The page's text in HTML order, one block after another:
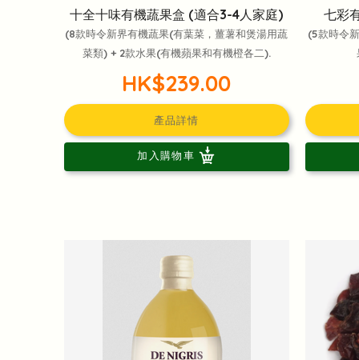
十全十味有機蔬果盒 (適合3-4人家庭)
(8款時令新界有機蔬果(有葉菜，薑薯和煲湯用蔬
菜類) + 2款水果(有機蘋果和有機橙各二).
HK$239.00
產品詳情
加入購物車
七彩
(5款時令